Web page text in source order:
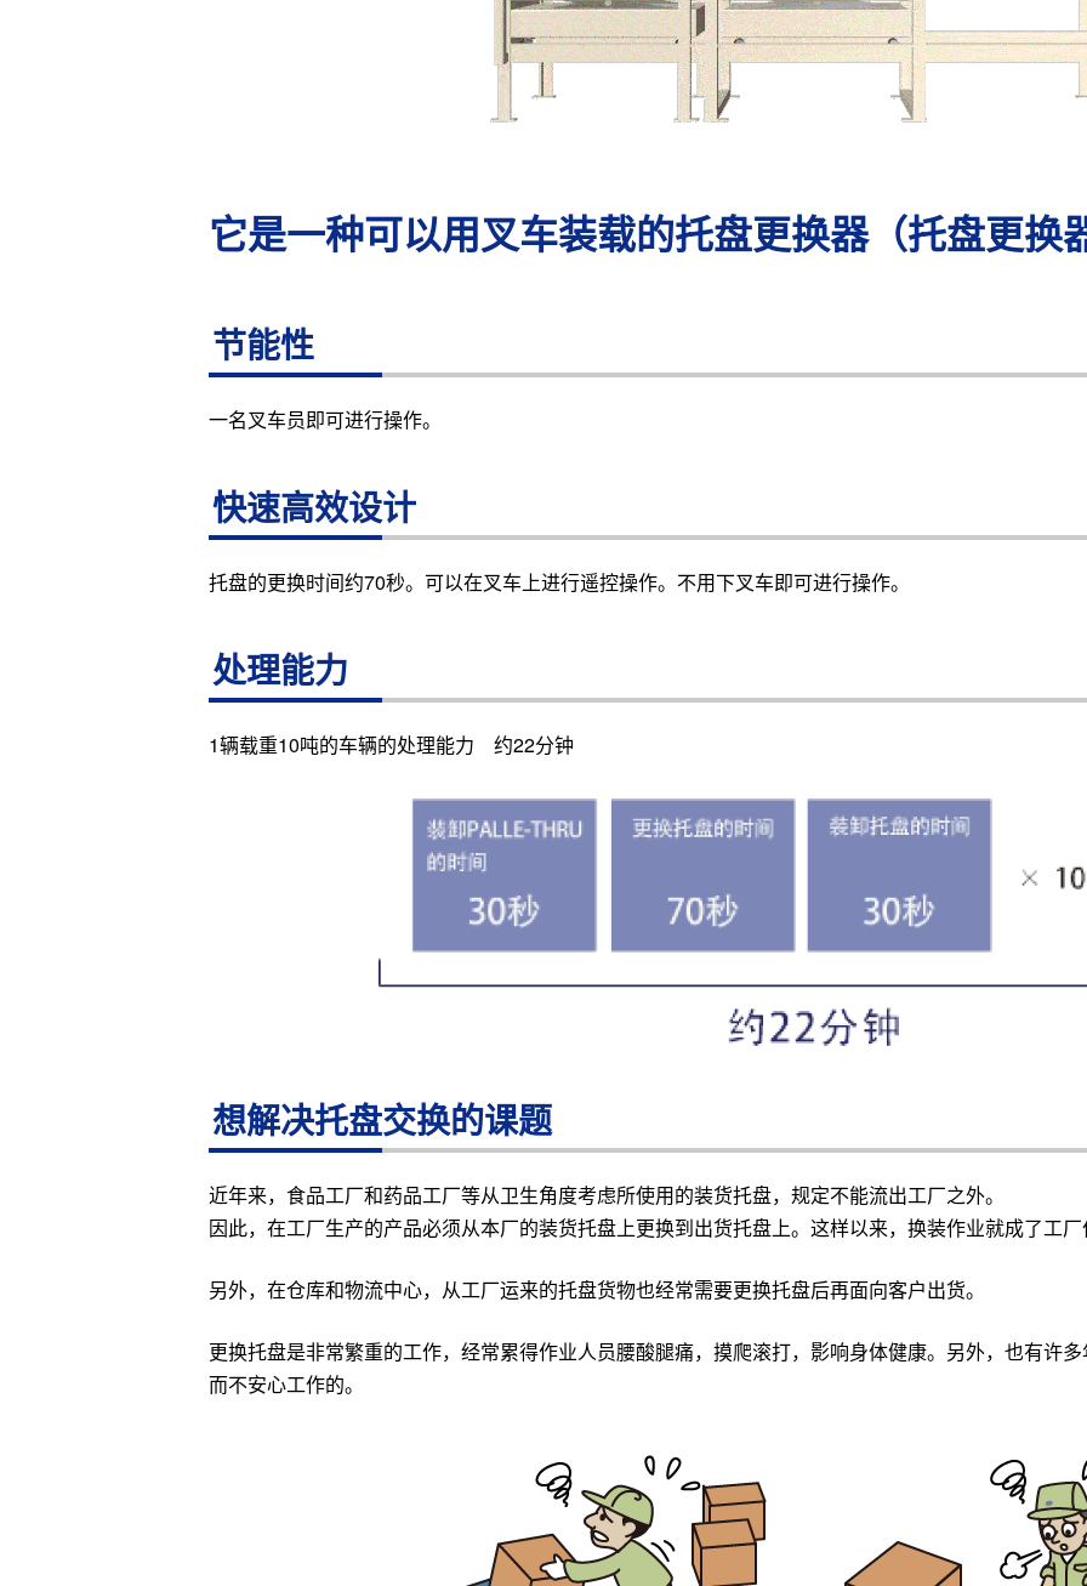
它是一种可以用叉车装载的托盘更换器（托盘更换
节能性
一名叉车员即可进行操作。
快速高效设计
托盘的更换时间约70秒。可以在叉车上进行遥控操作。不用下叉车即可进行操作。
处理能力
1辆载重10吨的车辆的处理能力 约22分钟
想解决托盘交换的课题
近年来，食品工厂和药品工厂等从卫生角度考虑所使用的装货托盘，规定不能流出工厂之外。
因此，在工厂生产的产品必须从本厂的装货托盘上更换到出货托盘上。这样以来，换装作业就成了工
另外，在仓库和物流中心，从工厂运来的托盘货物也经常需要更换托盘后再面向客户出货。
更换托盘是非常繁重的工作，经常累得作业人员腰酸腿痛，摸爬滚打，影响身体健康。另外，也有许
而不安心工作的。